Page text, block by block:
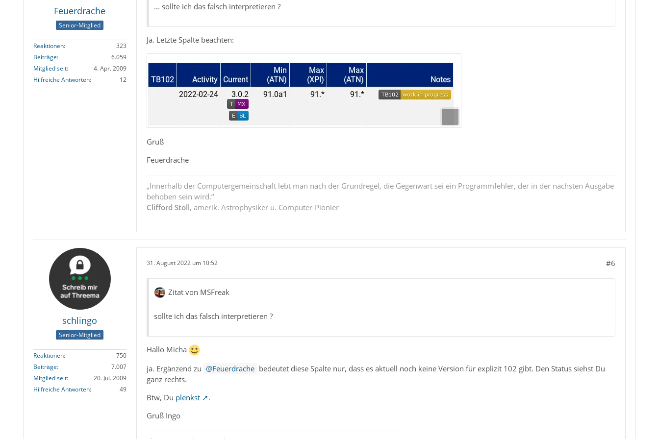
Feuerdrache
Senior-Mitglied
Reaktionen
323
Beiträge
6.059
Mitglied seit
4. Apr. 2009
Hilfreiche Antworten
12
... sollte ich das falsch interpretieren ?
Ja. Letzte Spalte beachten:
Gruß
Feuerdrache
„Innerhalb der Computergemeinschaft lebt man nach der Grundregel, die Gegenwart sei ein Programmfehler, der in der nächsten Ausgabe
behoben sein wird.“
Clifford Stoll, amerik. Astrophysiker u. Computer-Pionier
schlingo
Senior-Mitglied
Reaktionen
750
Beiträge
7.007
Mitglied seit
20. Jul. 2009
Hilfreiche Antworten
49
31. August 2022 um 10:52 #6
Zitat von MSFreak
sollte ich das falsch interpretieren ?
Hallo Micha
ja. Ergänzend zu
Feuerdrache bedeutet diese Spalte nur, dass es aktuell noch keine Version für explizit 102 gibt. Den Status siehst Du
ganz rechts.
Btw, Du plenkst
.
Gruß Ingo